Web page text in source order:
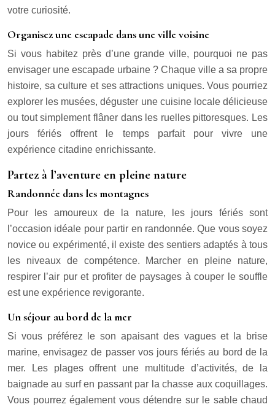
votre curiosité.
Organisez une escapade dans une ville voisine
Si vous habitez près d’une grande ville, pourquoi ne pas
envisager une escapade urbaine ? Chaque ville a sa propre
histoire, sa culture et ses attractions uniques. Vous pourriez
explorer les musées, déguster une cuisine locale délicieuse
ou tout simplement flâner dans les ruelles pittoresques. Les
jours fériés offrent le temps parfait pour vivre une
expérience citadine enrichissante.
Partez à l’aventure en pleine nature
Randonnée dans les montagnes
Pour les amoureux de la nature, les jours fériés sont
l’occasion idéale pour partir en randonnée. Que vous soyez
novice ou expérimenté, il existe des sentiers adaptés à tous
les niveaux de compétence. Marcher en pleine nature,
respirer l’air pur et profiter de paysages à couper le souffle
est une expérience revigorante.
Un séjour au bord de la mer
Si vous préférez le son apaisant des vagues et la brise
marine, envisagez de passer vos jours fériés au bord de la
mer. Les plages offrent une multitude d’activités, de la
baignade au surf en passant par la chasse aux coquillages.
Vous pourrez également vous détendre sur le sable chaud